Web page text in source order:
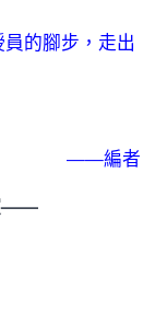
員的腳步，走出
——編者
——